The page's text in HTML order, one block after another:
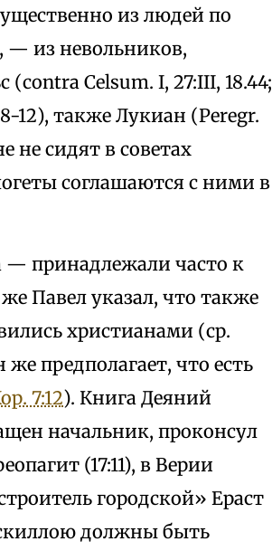
из людей по
— из невольников,
Celsum. I, 27:III, 18.44;
12), также Лукиан (Peregr.
не сидят в советах
соглашаются с ними в
— принадлежали часто к
Павел указал, что также
христианами (ср.
предполагает, что есть
7:12). Книга Деяний
начальник, проконсул
(17:11), в Верии
городской» Ераст
должны быть